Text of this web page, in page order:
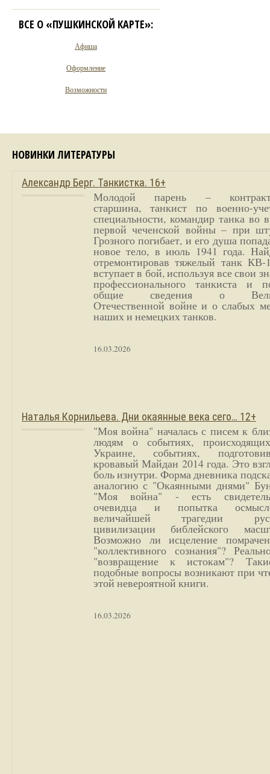
ВСЕ О «ПУШКИНСКОЙ КАРТЕ»:
Афиша
Оформление
Возможности
НОВИНКИ ЛИТЕРАТУРЫ
Александр Берг. Танкистка. 16+
Молодой парень –
старшина, танкист по военно-
специальности, командир танка во
первой чеченской войны – при
Грозного погибает, и его душа
новое тело, в июль 1941 года.
отремонтировав тяжелый танк
вступает в бой, используя все свои
профессионального танкиста и
общие сведения о
Отечественной войне и о слабых
наших и немецких танков.
16.03.2026
Наталья Корнильева. Дни окаянные века сего… 12+
"Моя война" началась с писем к
людям о событиях,
Украине, событиях,
кровавый Майдан 2014 года. Это
боль изнутри. Форма дневника
аналогию с "Окаянными днями"
"Моя война" - есть
очевидца и попытка
величайшей трагедии
цивилизации библейского
Возможно ли исцеление
"коллективного сознания"?
"возвращение к истокам"?
подобные вопросы возникают при
этой невероятной книги.
16.03.2026